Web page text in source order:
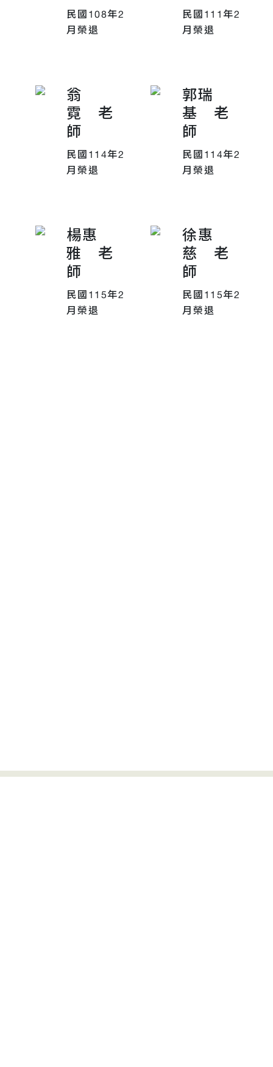
民國108年2
月榮退
民國111年2
月榮退
翁
霓 老
師
民國114年2
月榮退
郭瑞
基 老
師
民國114年2
月榮退
楊惠
雅 老
師
民國115年2
月榮退
徐惠
慈 老
師
民國115年2
月榮退